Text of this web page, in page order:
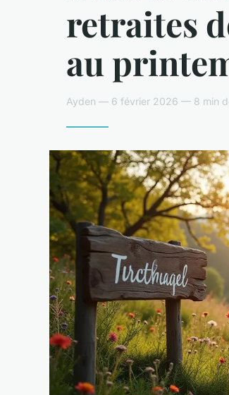
retraites
au
Ayden — 6 février 2026 — 8 min